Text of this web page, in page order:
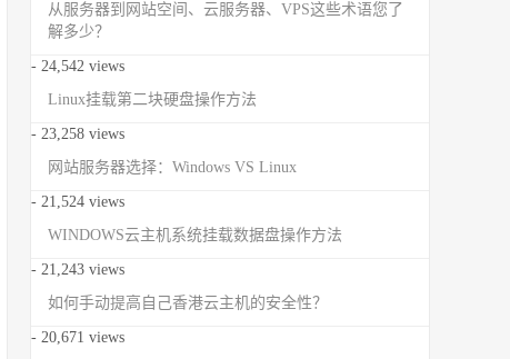
从服务器到网站空间、云服务器、VPS这些术语您了
解多少？
- 24,542 views
Linux挂载第二块硬盘操作方法
- 23,258 views
网站服务器选择：Windows VS Linux
- 21,524 views
WINDOWS云主机系统挂载数据盘操作方法
- 21,243 views
如何手动提高自己香港云主机的安全性？
- 20,671 views